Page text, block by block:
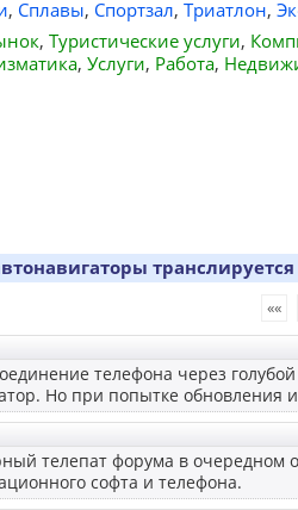
, Сплавы, Спортзал, Триатлон,
, Туристические услуги,
, Услуги, Работа,
««
телефона через
Но при попытке обновления
телепат форума в очередном
софта и телефона.